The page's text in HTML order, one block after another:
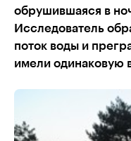
обрушившаяся в
Исследователь
поток воды и
имели одинаковую